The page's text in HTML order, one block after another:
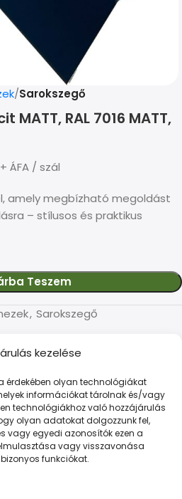
kezelése
érdekében olyan technológiákat
információkat tárolnak és/vagy
technológiákhoz való hozzájárulás
olyan adatokat dolgozzunk fel,
vagy egyedi azonosítók ezen a
vagy visszavonása
funkciókat.
Sarokszegő
RAL 7016 MATT,
+ ÁFA / szál
amely megbízható megoldást
– stílusos és praktikus
Teszem
, Sarokszegő
építőipari célokra. Tartós
minden munkához.